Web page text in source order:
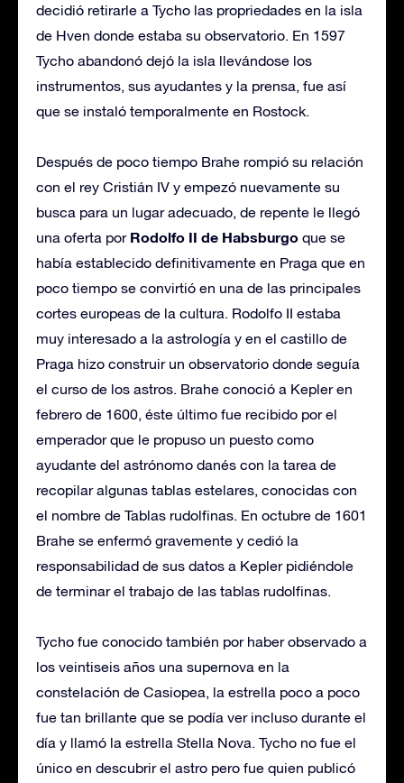
decidió retirarle a Tycho las propriedades en la isla
de Hven donde estaba su observatorio. En 1597
Tycho abandonó dejó la isla llevándose los
instrumentos, sus ayudantes y la prensa, fue así
que se instaló temporalmente en Rostock.
Después de poco tiempo Brahe rompió su relación
con el rey Cristián IV y empezó nuevamente su
busca para un lugar adecuado, de repente le llegó
una oferta por Rodolfo II de Habsburgo que se
había establecido definitivamente en Praga que en
poco tiempo se convirtió en una de las principales
cortes europeas de la cultura. Rodolfo II estaba
muy interesado a la astrología y en el castillo de
Praga hizo construir un observatorio donde seguía
el curso de los astros. Brahe conoció a Kepler en
febrero de 1600, éste último fue recibido por el
emperador que le propuso un puesto como
ayudante del astrónomo danés con la tarea de
recopilar algunas tablas estelares, conocidas con
el nombre de Tablas rudolfinas. En octubre de 1601
Brahe se enfermó gravemente y cedió la
responsabilidad de sus datos a Kepler pidiéndole
de terminar el trabajo de las tablas rudolfinas.
Tycho fue conocido también por haber observado a
los veintiseis años una supernova en la
constelación de Casiopea, la estrella poco a poco
fue tan brillante que se podía ver incluso durante el
día y llamó la estrella Stella Nova. Tycho no fue el
único en descubrir el astro pero fue quien publicó